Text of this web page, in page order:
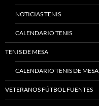
NOTICIAS TENIS
CALENDARIO TENIS
TENIS DE MESA
CALENDARIO TENIS DE MESA
VETERANOS FÚTBOL FUENTES